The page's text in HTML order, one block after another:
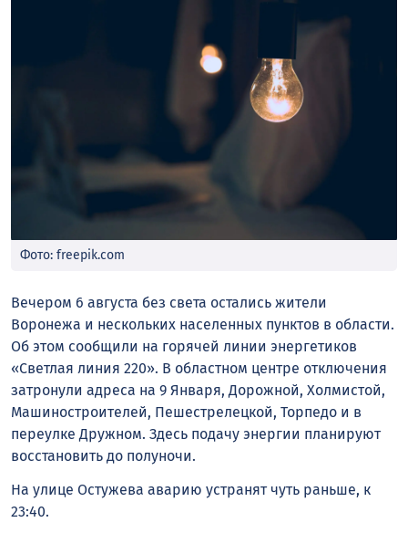
Фото: freepik.com
Вечером 6 августа без света остались жители
Воронежа и нескольких населенных пунктов в области.
Об этом сообщили на горячей линии энергетиков
«Светлая линия 220». В областном центре отключения
затронули адреса на 9 Января, Дорожной, Холмистой,
Машиностроителей, Пешестрелецкой, Торпедо и в
переулке Дружном. Здесь подачу энергии планируют
восстановить до полуночи.
На улице Остужева аварию устранят чуть раньше, к
23:40.